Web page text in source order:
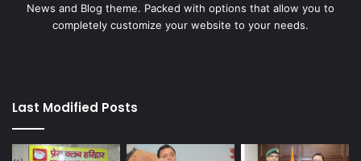
News and Blog theme. Packed with options that allow you to
completely customize your website to your needs.
Last Modified Posts